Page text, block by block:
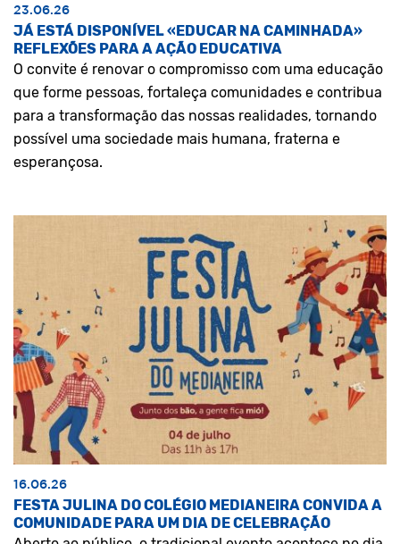
23.06.26
JÁ ESTÁ DISPONÍVEL «EDUCAR NA CAMINHADA»
REFLEXÕES PARA A AÇÃO EDUCATIVA
O convite é renovar o compromisso com uma educação
que forme pessoas, fortaleça comunidades e contribua
para a transformação das nossas realidades, tornando
possível uma sociedade mais humana, fraterna e
esperançosa.
16.06.26
FESTA JULINA DO COLÉGIO MEDIANEIRA CONVIDA A
COMUNIDADE PARA UM DIA DE CELEBRAÇÃO